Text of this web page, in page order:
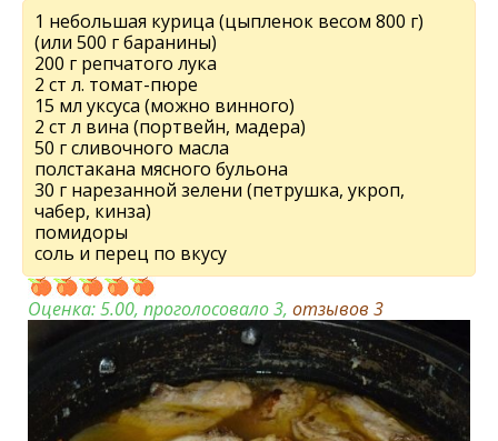
1 небольшая курица (цыпленок весом 800 г)
(или 500 г баранины)
200 г репчатого лука
2 ст л. томат-пюре
15 мл уксуса (можно винного)
2 ст л вина (портвейн, мадера)
50 г сливочного масла
полстакана мясного бульона
30 г нарезанной зелени (петрушка, укроп,
чабер, кинза)
помидоры
соль и перец по вкусу
Оценка:5.00, проголосовало 3, отзывов 3